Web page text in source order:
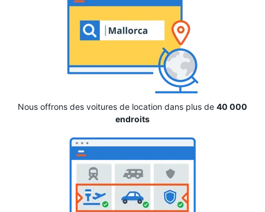
Nous offrons des voitures de location dans plus de 40 000
endroits